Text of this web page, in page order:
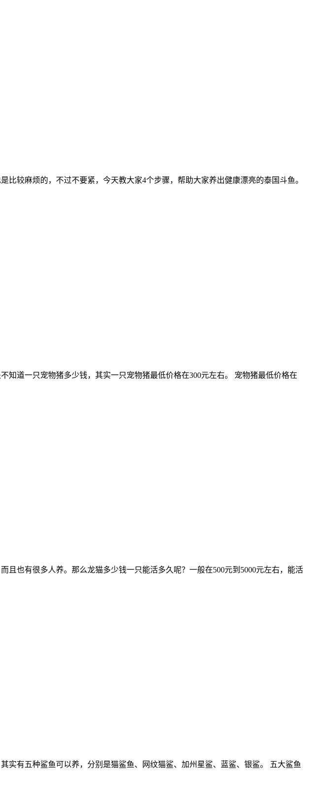
较麻烦的，不过不要紧，今天教大家4个步骤，帮助大家养出健康漂亮的泰国斗鱼。
道一只宠物猪多少钱，其实一只宠物猪最低价格在300元左右。 宠物猪最低价格在
也有很多人养。那么龙猫多少钱一只能活多久呢？一般在500元到5000元左右，能活
实有五种鲨鱼可以养，分别是猫鲨鱼、网纹猫鲨、加州星鲨、蓝鲨、银鲨。 五大鲨鱼